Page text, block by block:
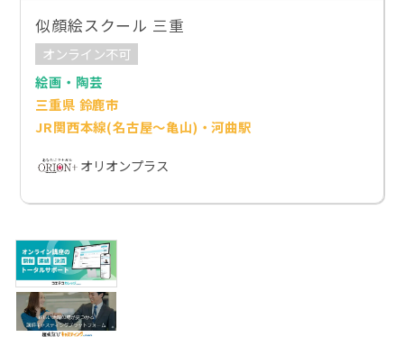
似顔絵スクール 三重
オンライン不可
絵画・陶芸
三重県 鈴鹿市
JR関西本線(名古屋～亀山)・河曲駅
オリオンプラス